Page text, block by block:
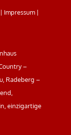
Impressum|
–
Radeberg –
einzigartige